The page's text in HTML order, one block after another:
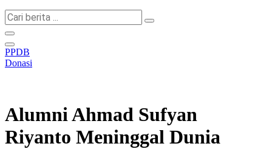
Cari
berita
...
PPDB
Donasi
Alumni Ahmad Sufyan
Riyanto Meninggal Dunia